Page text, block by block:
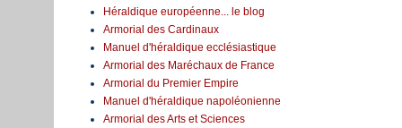
Héraldique européenne... le blog
Armorial des Cardinaux
Manuel d'héraldique ecclésiastique
Armorial des Maréchaux de France
Armorial du Premier Empire
Manuel d'héraldique napoléonienne
Armorial des Arts et Sciences